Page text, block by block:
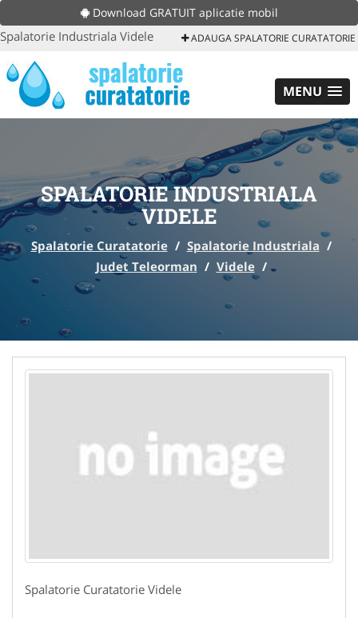
Download GRATUIT aplicatie mobil
Spalatorie Industriala Videle ADAUGA SPALATORIE CURATATORIE
MENU
SPALATORIE INDUSTRIALA
VIDELE
Spalatorie Curatatorie / Spalatorie Industriala /
Judet Teleorman / Videle /
Spalatorie Curatatorie Videle